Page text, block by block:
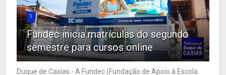
1
Fundec inicia matrículas do segundo
semestre para cursos online
Duque de Caxias - A Fundec (Fundação de Apoio à Escola